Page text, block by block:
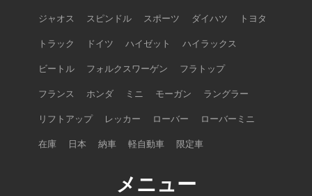
ジャオス スピンドル スポーツ ダイハツ トヨタ
トラック ドイツ ハイゼット ハイラックス
ビートル フォルクスワーゲン フラトップ
フランス ホンダ ミニ モーガン ラングラー
リフトアップ レッカー ローバー ローバーミニ
在庫 日本 納車 軽自動車 限定車
メニュー